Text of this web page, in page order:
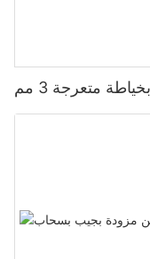
متعرجة 3 مم